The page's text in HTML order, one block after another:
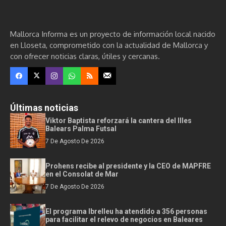
Mallorca Informa es un proyecto de información local nacido
en Lloseta, comprometido con la actualidad de Mallorca y
con ofrecer noticias claras, útiles y cercanas.
Últimas noticias
Viktor Baptista reforzará la cantera del Illes
Balears Palma Futsal
7 De Agosto De 2026
Prohens recibe al presidente y la CEO de MAPFRE
en el Consolat de Mar
7 De Agosto De 2026
El programa Ibrelleu ha atendido a 356 personas
para facilitar el relevo de negocios en Baleares